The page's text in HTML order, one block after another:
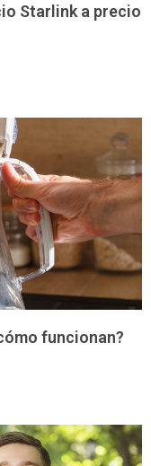
Starlink a precio
funcionan?